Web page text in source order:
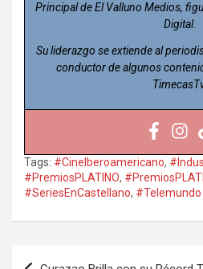
Principal de El Valluno Medios,
Digital.
Su liderazgo se extiende al
conductor de algunos
Tags: #CineIberoamericano,
#PremiosPLATINO,
#SeriesEnCastellano, #Telemundo
Navegación